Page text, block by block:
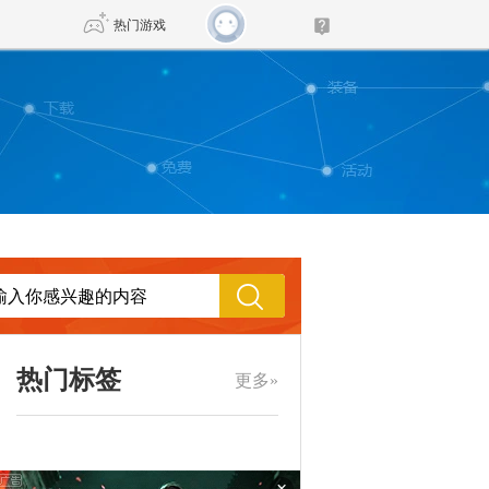
热门游戏
DNF 传奇4
诛仙世界 新仙侠5
更多»
热门标签